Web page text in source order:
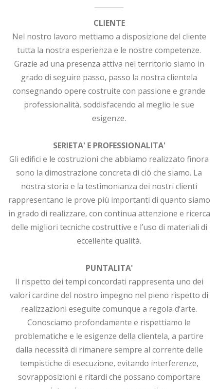
CLIENTE
Nel nostro lavoro mettiamo a disposizione del cliente
tutta la nostra esperienza e le nostre competenze.
Grazie ad una presenza attiva nel territorio siamo in
grado di seguire passo, passo la nostra clientela
consegnando opere costruite con passione e grande
professionalità, soddisfacendo al meglio le sue
esigenze.
SERIETA' E PROFESSIONALITA'
Gli edifici e le costruzioni che abbiamo realizzato finora
sono la dimostrazione concreta di ciò che siamo. La
nostra storia e la testimonianza dei nostri clienti
rappresentano le prove più importanti di quanto siamo
in grado di realizzare, con continua attenzione e ricerca
delle migliori tecniche costruttive e l’uso di materiali di
eccellente qualità.
PUNTALITA'
Il rispetto dei tempi concordati rappresenta uno dei
valori cardine del nostro impegno nel pieno rispetto di
realizzazioni eseguite comunque a regola d’arte.
Conosciamo profondamente e rispettiamo le
problematiche e le esigenze della clientela, a partire
dalla necessità di rimanere sempre al corrente delle
tempistiche di esecuzione, evitando interferenze,
sovrapposizioni e ritardi che possano comportare